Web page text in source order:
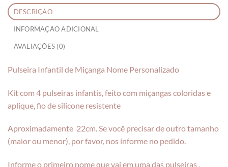
DESCRIÇÃO
INFORMAÇÃO ADICIONAL
AVALIAÇÕES (0)
Pulseira Infantil de Miçanga Nome Personalizado
Kit com 4 pulseiras infantis, feito com miçangas coloridas e
aplique, fio de silicone resistente
Aproximadamente 22cm. Se você precisar de outro tamanho
(maior ou menor), por favor, nos informe no pedido.
Informe o primeiro nome que vai em uma das pulseiras .